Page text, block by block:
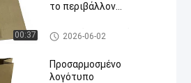
00:37
το περιβάλλον
δώρων αγορών Αποδοχή
εκτύπωσης
λογότυπου
συσκευάζοντας τσάντες εγγ
ράφου
2026-06-02
Προσαρμοσμένο
λογότυπο